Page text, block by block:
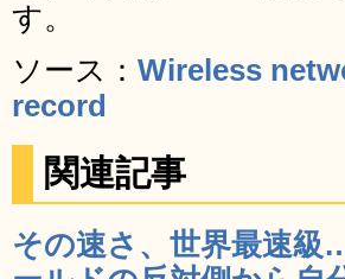
す。
ソース： Wireless
record
関連記事
その速さ、世界最速